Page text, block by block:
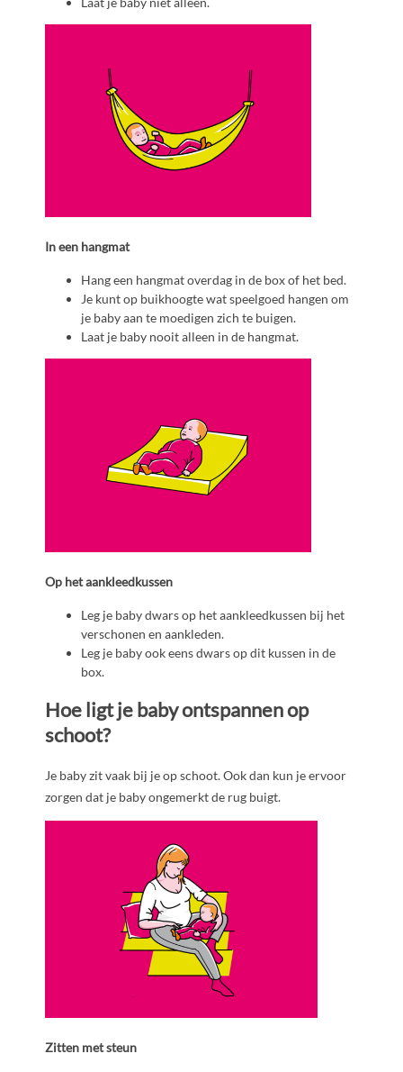
In een hangmat
Hang een hangmat overdag in de box of het bed.
Je kunt op buikhoogte wat speelgoed hangen om
je baby aan te moedigen zich te buigen.
Laat je baby nooit alleen in de hangmat.
Op het aankleedkussen
Leg je baby dwars op het aankleedkussen bij het
verschonen en aankleden.
Leg je baby ook eens dwars op dit kussen in de
box.
Hoe ligt je baby ontspannen op
schoot?
Je baby zit vaak bij je op schoot. Ook dan kun je ervoor
zorgen dat je baby ongemerkt de rug buigt.
Zitten met steun